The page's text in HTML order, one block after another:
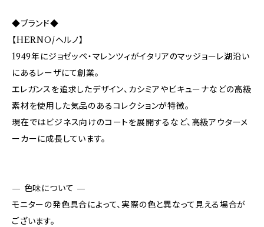
◆ブランド◆
【HERNO/ヘルノ】
1949年にジョゼッペ・マレンツィがイタリアのマッジョーレ湖沿い
にあるレーザにて創業。
エレガンスを追求したデザイン、カシミアやビキューナなどの高級
素材を使用した気品のあるコレクションが特徴。
現在ではビジネス向けのコートを展開するなど、高級アウターメ
ーカーに成長しています。
— 色味について —
モニターの発色具合によって、実際の色と異なって見える場合が
ございます。